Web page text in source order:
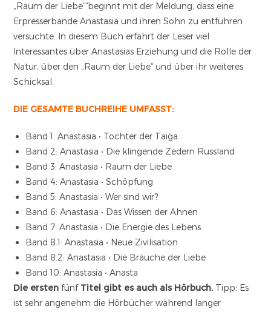
„Raum der Liebe““beginnt mit der Meldung, dass eine
Erpresserbande Anastasia und ihren Sohn zu entführen
versuchte. In diesem Buch erfährt der Leser viel
Interessantes über Anastasias Erziehung und die Rolle der
Natur, über den „Raum der Liebe“ und über ihr weiteres
Schicksal.
DIE GESAMTE BUCHREIHE UMFASST:
Band 1: Anastasia • Tochter der Taiga
Band 2: Anastasia • Die klingende Zedern Russland
Band 3: Anastasia • Raum der Liebe
Band 4: Anastasia • Schöpfung
Band 5: Anastasia • Wer sind wir?
Band 6: Anastasia • Das Wissen der Ahnen
Band 7: Anastasia • Die Energie des Lebens
Band 8.1: Anastasia • Neue Zivilisation
Band 8.2: Anastasia • Die Bräuche der Liebe
Band 10: Anastasia • Anasta
Die ersten fünfTitel gibt es auch als Hörbuch. Tipp: Es
ist sehr angenehm die Hörbücher während langer